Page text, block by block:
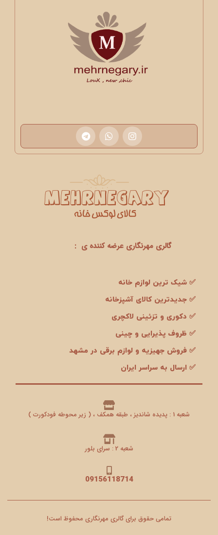
گالری مهرنگاری عرضه کننده ی :
✅ شیک ترین لوازم خانه
✅ جدیدترین کالای آشپزخانه
✅ دکوری و تزئینی لاکچری
✅ ظروف پذیرایی و چینی
✅ فروش جهیزیه و لوازم برقی در مشهد
✅ ارسال به سراسر ایران
شعبه 1 : پدیده شاندیز ، طبقه همکف ، ( زیر محوطه فودکورت )
شعبه 2 : سرای بلور
09156118714
تمامی حقوق برای گالری مهرنگاری محفوظ است!